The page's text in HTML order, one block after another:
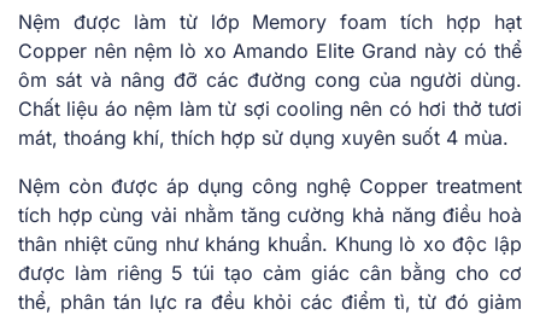
Nệm được làm từ lớp Memory foam tích hợp hạt
Copper nên nệm lò xo Amando Elite Grand này có thể
ôm sát và nâng đỡ các đường cong của người dùng.
Chất liệu áo nệm làm từ sợi cooling nên có hơi thở tươi
mát, thoáng khí, thích hợp sử dụng xuyên suốt 4 mùa.
Nệm còn được áp dụng công nghệ Copper treatment
tích hợp cùng vải nhằm tăng cường khả năng điều hoà
thân nhiệt cũng như kháng khuẩn. Khung lò xo độc lập
được làm riêng 5 túi tạo cảm giác cân bằng cho cơ
thể, phân tán lực ra đều khỏi các điểm tì, từ đó giảm